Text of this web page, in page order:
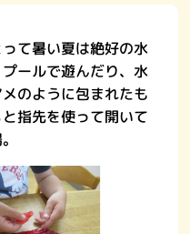
て暑い夏は絶好の水
ールで遊んだり、水
のように包まれたも
指先を使って開いて